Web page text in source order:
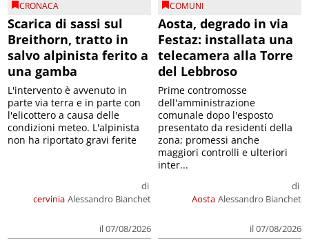
CRONACA
Scarica di sassi sul
Breithorn, tratto in
salvo alpinista ferito a
una gamba
cervinia
di
Alessandro Bianchet
il 07/08/2026
L'intervento è avvenuto in
parte via terra e in parte con
l'elicottero a causa delle
condizioni meteo. L'alpinista
non ha riportato gravi ferite
COMUNI
Aosta, degrado in via
Festaz: installata una
telecamera alla Torre
del Lebbroso
Aosta
di
Alessandro Bianchet
il 07/08/2026
Prime contromosse
dell'amministrazione
comunale dopo l'esposto
presentato da residenti della
zona; promessi anche
maggiori controlli e ulteriori
inter...